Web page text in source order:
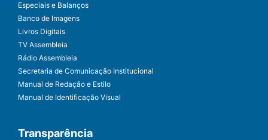
Especiais e Balanços
Banco de Imagens
Livros Digitais
TV Assembleia
Rádio Assembleia
Secretaria de Comunicação Institucional
Manual de Redação e Estilo
Manual de Identificação Visual
Transparência